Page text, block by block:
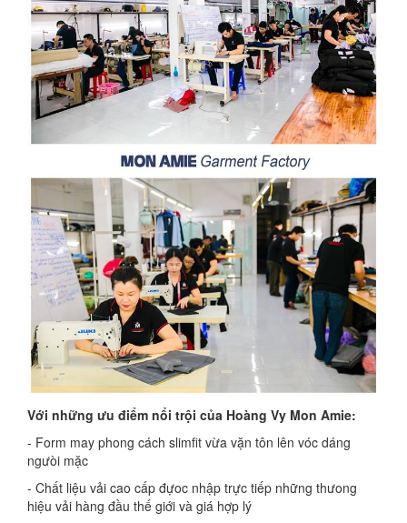
Với những ưu điểm nổi trội của Hoàng Vy Mon Amie:
- Form may phong cách slimfit vừa vặn tôn lên vóc dáng
ngưòi mặc
- Chất liệu vải cao cấp đựoc nhập trực tiếp những thưong
hiệu vải hàng đầu thế giới và giá hợp lý